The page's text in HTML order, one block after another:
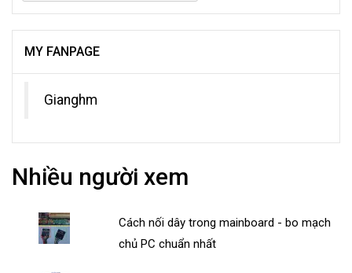
MY FANPAGE
Gianghm
Nhiều người xem
Cách nối dây trong mainboard - bo mạch
chủ PC chuẩn nhất